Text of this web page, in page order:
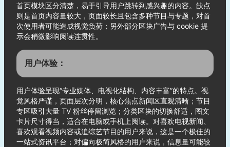
首页模块区分清楚，易于引导用户跳转到感兴趣的内容。缺点
则是首页内容量较大，页面较长且包含多种节目与专题，对首
次使用者可能造成视觉负荷；另外部分区块广告与 cookie 提
示会稍微影响阅读连贯性。
用户体验：
用户体验呈现“专业媒体、电视化结构、内容丰富”的特点。视
觉风格严谨，页面层次分明，核心焦点新闻区直观清晰；节目
专区吸引大量 TV 粉丝停留浏览；分类区块的切换舒适，图文
卡片尺寸得当，适合在电脑或手机上阅读。对喜欢电视新闻、
喜欢观看视频内容或追综艺节目的用户来说，这是一个极佳的
一站式资讯平台；对偏向极简风格的用户来说，信息量可能较